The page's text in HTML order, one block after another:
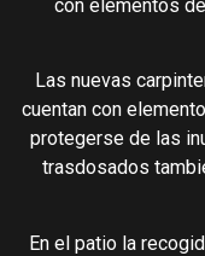
con elementos
Las nuevas
cuentan con
protegerse de las
trasdosados
En el patio la